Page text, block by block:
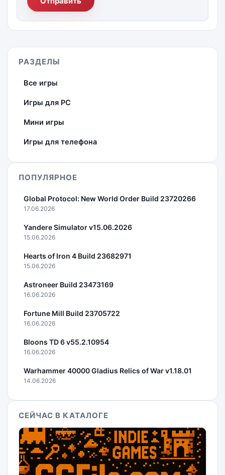
РАЗДЕЛЫ
Все игры
Игры для PC
Мини игры
Игры для телефона
ПОПУЛЯРНОЕ
Global Protocol: New World Order Build 23720266
17.06.2026
Yandere Simulator v15.06.2026
15.06.2026
Hearts of Iron 4 Build 23682971
15.06.2026
Astroneer Build 23473169
16.06.2026
Fortune Mill Build 23705722
16.06.2026
Bloons TD 6 v55.2.10954
16.06.2026
Warhammer 40000 Gladius Relics of War v1.18.01
14.06.2026
СЕЙЧАС В КАТАЛОГЕ